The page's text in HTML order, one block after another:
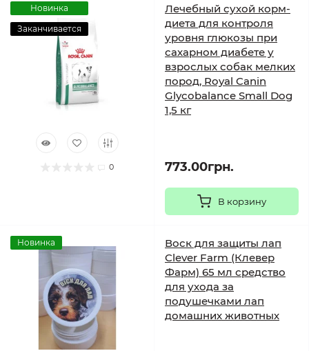
Новинка
Заканчивается
0
Лечебный сухой корм-
диета для контроля
уровня глюкозы при
сахарном диабете у
взрослых собак мелких
пород, Royal Canin
Glycobalance Small Dog
1,5 кг
773.00грн.
В корзину
Новинка
Воск для защиты лап
Clever Farm (Клевер
Фарм) 65 мл средство
для ухода за
подушечками лап
домашних животных